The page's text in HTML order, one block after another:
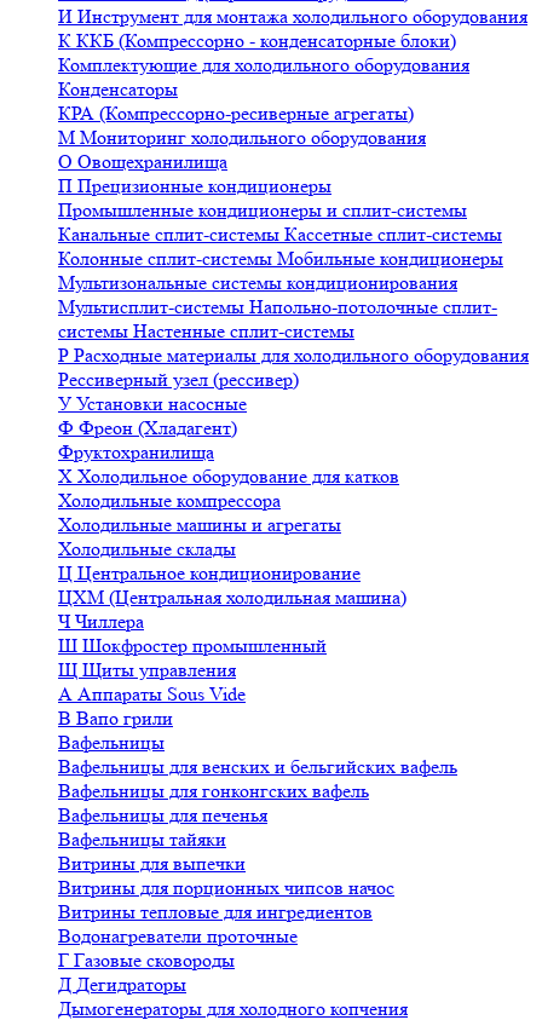
И Инструмент для монтажа холодильного оборудования
К ККБ (Компрессорно - конденсаторные блоки)
Комплектующие для холодильного оборудования
Конденсаторы
КРА (Компрессорно-ресиверные агрегаты)
М Мониторинг холодильного оборудования
О Овощехранилища
П Прецизионные кондиционеры
Промышленные кондиционеры и сплит-системы
Канальные сплит-системы Кассетные сплит-системы
Колонные сплит-системы Мобильные кондиционеры
Мультизональные системы кондиционирования
Мультисплит-системы Напольно-потолочные сплит-
системы Настенные сплит-системы
Р Расходные материалы для холодильного оборудования
Рессиверный узел (рессивер)
У Установки насосные
Ф Фреон (Хладагент)
Фруктохранилища
Х Холодильное оборудование для катков
Холодильные компрессора
Холодильные машины и агрегаты
Холодильные склады
Ц Центральное кондиционирование
ЦХМ (Центральная холодильная машина)
ЧЧиллера
Ш Шокфростер промышленный
Щ Щиты управления
А Аппараты Sous Vide
В Вапо грили
Вафельницы
Вафельницы для венских и бельгийских вафель
Вафельницы для гонконгских вафель
Вафельницы для печенья
Вафельницы тайяки
Витрины для выпечки
Витрины для порционных чипсов начос
Витрины тепловые для ингредиентов
Водонагреватели проточные
Г Газовые сковороды
Д Дегидраторы
Дымогенераторы для холодного копчения